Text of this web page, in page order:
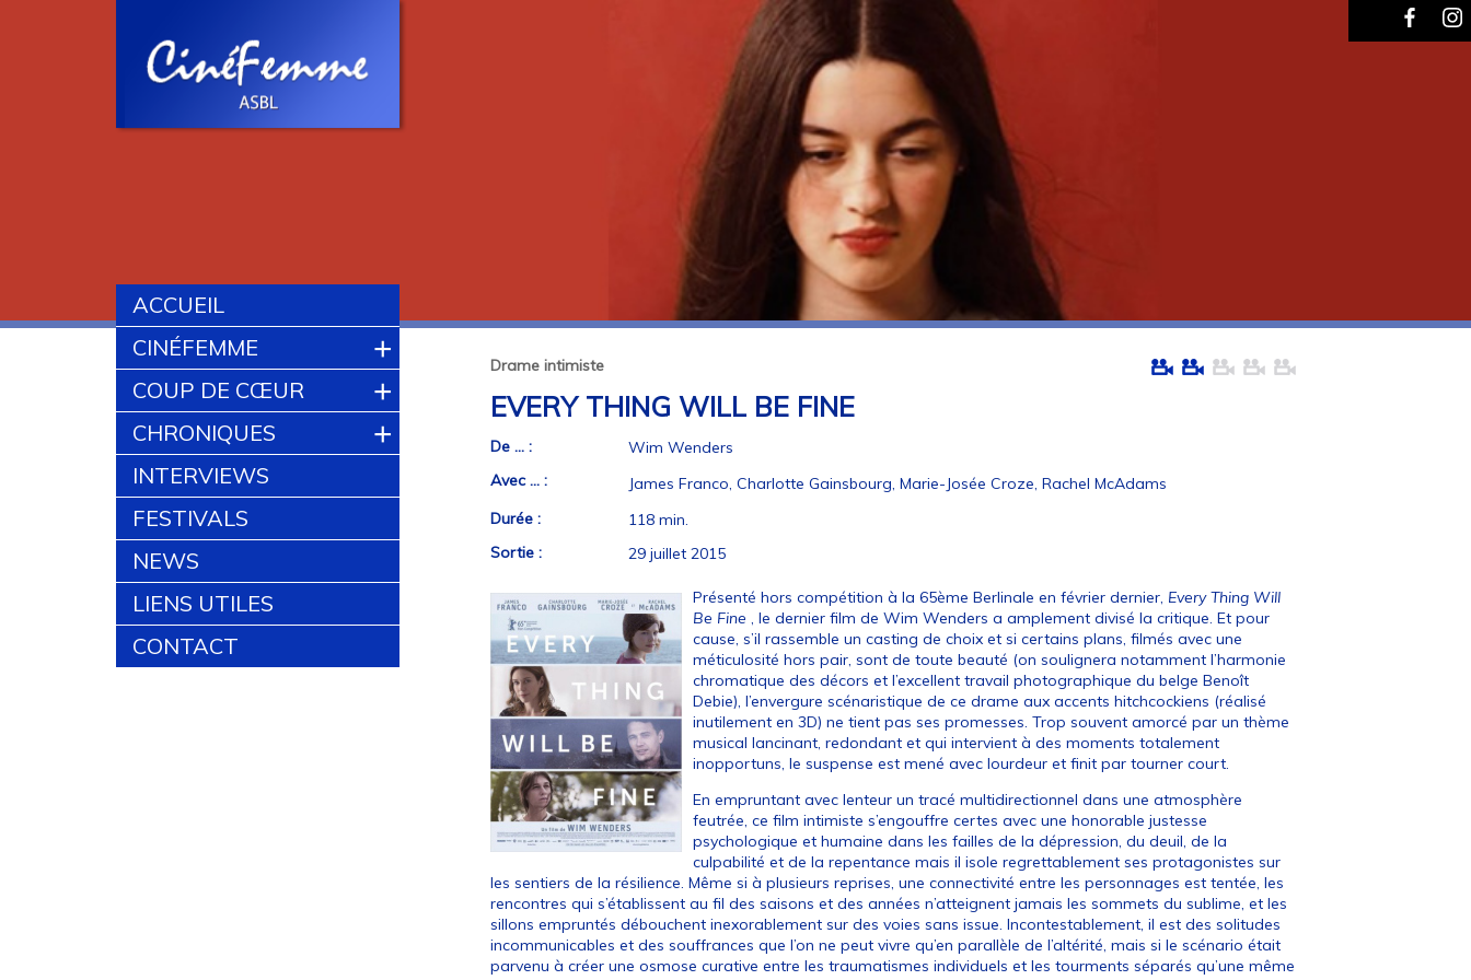
ACCUEIL
CINÉFEMME
+
COUP DE CŒUR +
CHRONIQUES +
INTERVIEWS
FESTIVALS
NEWS
LIENS UTILES
CONTACT
Drame intimiste
EVERY THING WILL BE FINE
De ... :
Wim Wenders
Avec ... :
James Franco, Charlotte Gainsbourg, Marie-Josée Croze, Rachel McAdams
Durée :
118 min.
Sortie :
29 juillet 2015
Présenté hors compétition à la 65ème Berlinale en février dernier, Every Thing Will
Be Fine , le dernier film de Wim Wenders a amplement divisé la critique. Et pour
cause, s’il rassemble un casting de choix et si certains plans, filmés avec une
méticulosité hors pair, sont de toute beauté (on soulignera notamment l’harmonie
chromatique des décors et l’excellent travail photographique du belge Benoît
Debie), l’envergure scénaristique de ce drame aux accents hitchcockiens (réalisé
inutilement en 3D) ne tient pas ses promesses. Trop souvent amorcé par un thème
musical lancinant, redondant et qui intervient à des moments totalement
inopportuns, le suspense est mené avec lourdeur et finit par tourner court.
En empruntant avec lenteur un tracé multidirectionnel dans une atmosphère
feutrée, ce film intimiste s’engouffre certes avec une honorable justesse
psychologique et humaine dans les failles de la dépression, du deuil, de la
culpabilité et de la repentance mais il isole regrettablement ses protagonistes sur
les sentiers de la résilience. Même si à plusieurs reprises, une connectivité entre les personnages est tentée, les
rencontres qui s’établissent au fil des saisons et des années n’atteignent jamais les sommets du sublime, et les
sillons empruntés débouchent inexorablement sur des voies sans issue. Incontestablement, il est des solitudes
incommunicables et des souffrances que l’on ne peut vivre qu’en parallèle de l’altérité, mais si le scénario était
parvenu à créer une osmose curative entre les traumatismes individuels et les tourments séparés qu’une même